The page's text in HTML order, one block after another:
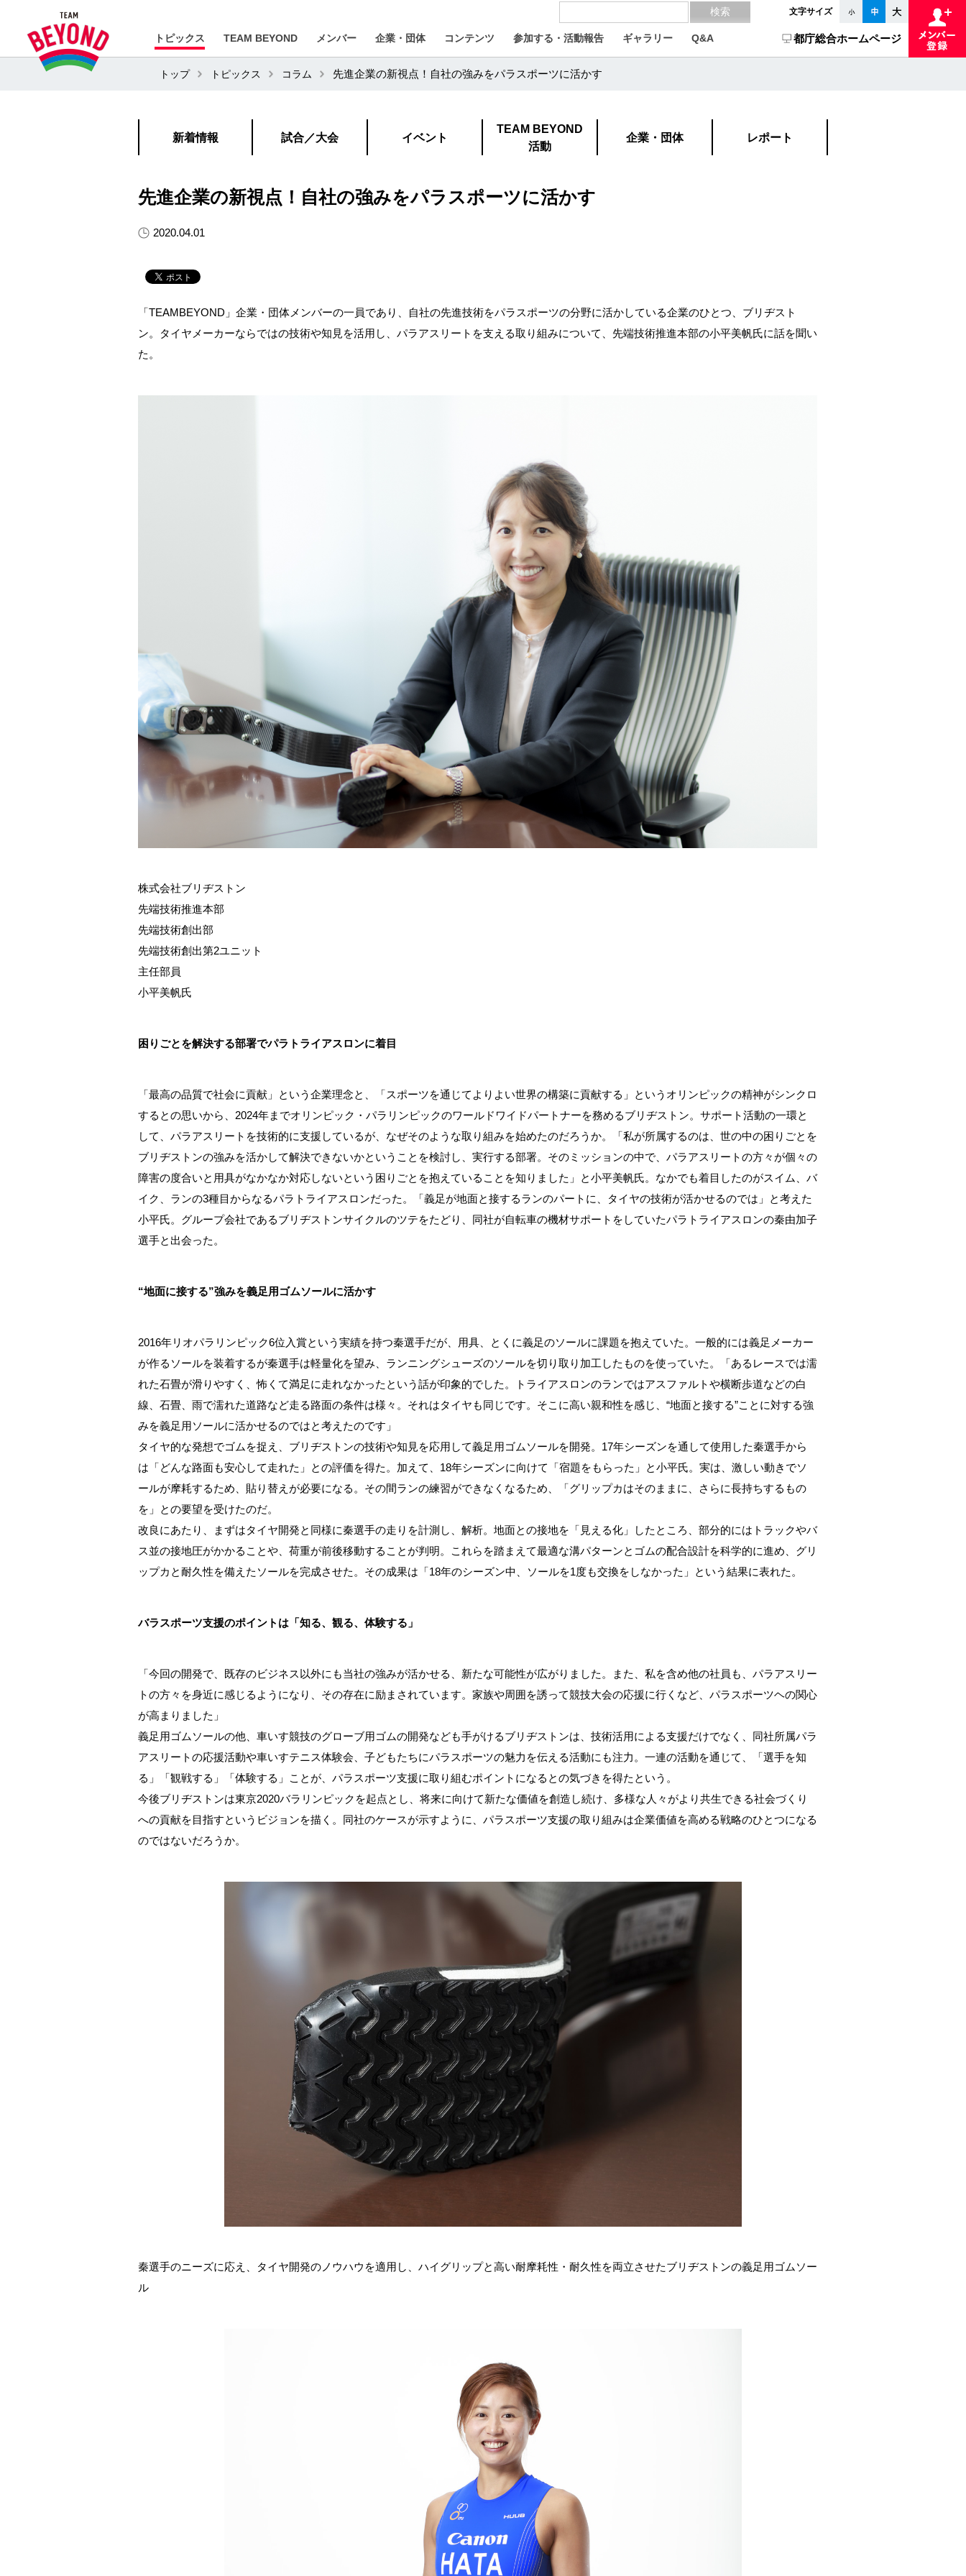
文字サイズ
トピックス TEAM BEYOND メンバー 企業・団体 コンテンツ 参加する・活動報告 ギャラリー Q&A 都庁総合ホームページ
トップ トピックス コラム 先進企業の新視点！自社の強みをパラスポーツに活かす
新着情報 試合／大会 イベント
TEAM BEYOND
活動
企業・団体 レポート
先進企業の新視点！自社の強みをパラスポーツに活かす
2020.04.01
「TEAMBEYOND」企業・団体メンバーの一員であり、自社の先進技術をパラスポーツの分野に活かしている企業のひとつ、ブリヂスト
ン。タイヤメーカーならではの技術や知見を活用し、パラアスリートを支える取り組みについて、先端技術推進本部の小平美帆氏に話を聞い
た。
株式会社ブリヂストン
先端技術推進本部
先端技術創出部
先端技術創出第2ユニット
主任部員
小平美帆氏
困りごとを解決する部署でパラトライアスロンに着目
「最高の品質で社会に貢献」という企業理念と、「スポーツを通じてよりよい世界の構築に貢献する」というオリンピックの精神がシンクロ
するとの思いから、2024年までオリンピック・パラリンピックのワールドワイドパートナーを務めるブリヂストン。サポート活動の一環と
して、パラアスリートを技術的に支援しているが、なぜそのような取り組みを始めたのだろうか。「私が所属するのは、世の中の困りごとを
ブリヂストンの強みを活かして解決できないかということを検討し、実行する部署。そのミッションの中で、パラアスリートの方々が個々の
障害の度合いと用具がなかなか対応しないという困りごとを抱えていることを知りました」と小平美帆氏。なかでも着目したのがスイム、バ
イク、ランの3種目からなるパラトライアスロンだった。「義足が地面と接するランのパートに、タイヤの技術が活かせるのでは」と考えた
小平氏。グループ会社であるブリヂストンサイクルのツテをたどり、同社が自転車の機材サポートをしていたパラトライアスロンの秦由加子
選手と出会った。
“地面に接する”強みを義足用ゴムソールに活かす
2016年リオパラリンピック6位入賞という実績を持つ秦選手だが、用具、とくに義足のソールに課題を抱えていた。一般的には義足メーカー
が作るソールを装着するが秦選手は軽量化を望み、ランニングシューズのソールを切り取り加工したものを使っていた。「あるレースでは濡
れた石畳が滑りやすく、怖くて満足に走れなかったという話が印象的でした。トライアスロンのランではアスファルトや横断歩道などの白
線、石畳、雨で濡れた道路など走る路面の条件は様々。それはタイヤも同じです。そこに高い親和性を感じ、“地面と接する”ことに対する強
みを義足用ソールに活かせるのではと考えたのです」
タイヤ的な発想でゴムを捉え、ブリヂストンの技術や知見を応用して義足用ゴムソールを開発。17年シーズンを通して使用した秦選手から
は「どんな路面も安心して走れた」との評価を得た。加えて、18年シーズンに向けて「宿題をもらった」と小平氏。実は、激しい動きでソ
ールが摩耗するため、貼り替えが必要になる。その間ランの練習ができなくなるため、「グリップカはそのままに、さらに長持ちするもの
を」との要望を受けたのだ。
改良にあたり、まずはタイヤ開発と同様に秦選手の走りを計測し、解析。地面との接地を「見える化」したところ、部分的にはトラックやバ
ス並の接地圧がかかることや、荷重が前後移動することが判明。これらを踏まえて最適な溝パターンとゴムの配合設計を科学的に進め、グリ
ップカと耐久性を備えたソールを完成させた。その成果は「18年のシーズン中、ソールを1度も交換をしなかった」という結果に表れた。
バラスポーツ支援のポイントは「知る、観る、体験する」
「今回の開発で、既存のビジネス以外にも当社の強みが活かせる、新たな可能性が広がりました。また、私を含め他の社員も、パラアスリー
トの方々を身近に感じるようになり、その存在に励まされています。家族や周囲を誘って競技大会の応援に行くなど、パラスポーツヘの関心
が高まりました」
義足用ゴムソールの他、車いす競技のグローブ用ゴムの開発なども手がけるブリヂストンは、技術活用による支援だけでなく、同社所属パラ
アスリートの応援活動や車いすテニス体験会、子どもたちにパラスポーツの魅力を伝える活動にも注力。一連の活動を通じて、「選手を知
る」「観戦する」「体験する」ことが、パラスポーツ支援に取り組むポイントになるとの気づきを得たという。
今後ブリヂストンは東京2020バラリンピックを起点とし、将来に向けて新たな価値を創造し続け、多様な人々がより共生できる社会づくり
への貢献を目指すというビジョンを描く。同社のケースが示すように、パラスポーツ支援の取り組みは企業価値を高める戦略のひとつになる
のではないだろうか。
秦選手のニーズに応え、タイヤ開発のノウハウを適用し、ハイグリップと高い耐摩耗性・耐久性を両立させたブリヂストンの義足用ゴムソー
ル